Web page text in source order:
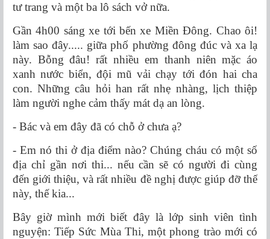
tư trang và một ba lô sách vở nữa.
Gần 4h00 sáng xe tới bến xe Miền Đông. Chao ôi!
làm sao đây..... giữa phố phường đông đúc và xa lạ
này. Bỗng đâu! rất nhiều em thanh niên mặc áo
xanh nước biển, đội mũ vải chạy tới đón hai cha
con. Những câu hỏi han rất nhẹ nhàng, lịch thiệp
làm người nghe cảm thấy mát dạ an lòng.
- Bác và em đây đã có chỗ ở chưa ạ?
- Em nó thi ở địa điểm nào? Chúng cháu có một số
địa chỉ gần nơi thi... nếu cần sẽ có người đi cùng
đến giới thiệu, và rất nhiều đề nghị được giúp đỡ thế
này, thế kia...
Bây giờ mình mới biết đây là lớp sinh viên tình
nguyện: Tiếp Sức Mùa Thi, một phong trào mới có